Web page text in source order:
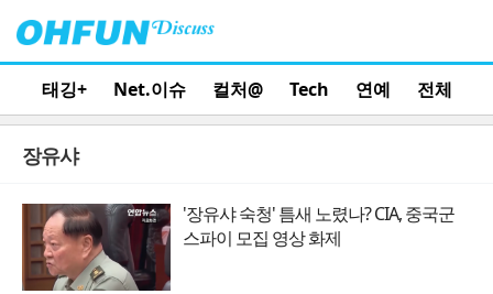
태깅+ Net.이슈 컬처@ Tech 연예 전체
장유샤
'장유샤 숙청' 틈새 노렸나? CIA, 중국군
스파이 모집 영상 화제